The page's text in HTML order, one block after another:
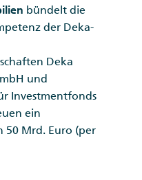
bündelt die
der Deka-
Deka
und
Investmentfonds
ein
50 Mrd. Euro (per